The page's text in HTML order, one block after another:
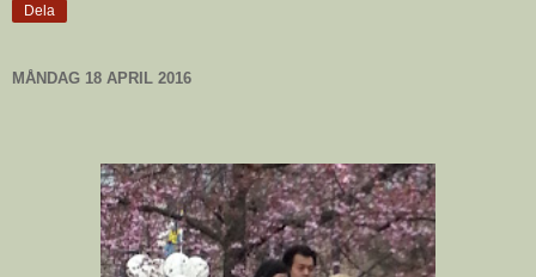
Dela
MÅNDAG 18 APRIL 2016